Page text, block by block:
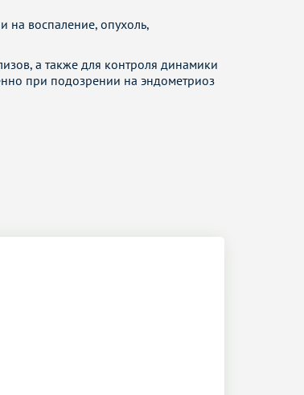
на воспаление, опухоль,
а также для контроля динамики
при подозрении на эндометриоз